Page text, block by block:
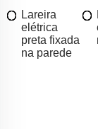
Lareira
elétrica
preta fixada
na parede